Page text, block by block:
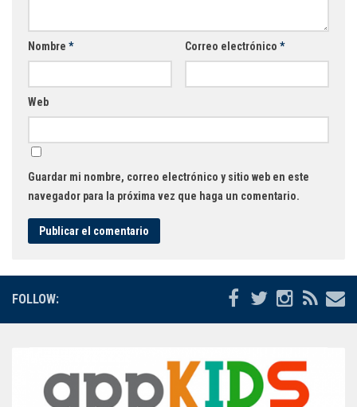
Nombre * Correo electrónico *
Web
Guardar mi nombre, correo electrónico y sitio web en este
navegador para la próxima vez que haga un comentario.
FOLLOW: